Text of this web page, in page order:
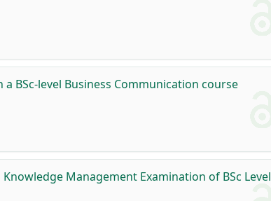
BSc-level Business Communication course
Management Examination of BSc Level